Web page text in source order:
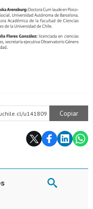
u141809 Copiar